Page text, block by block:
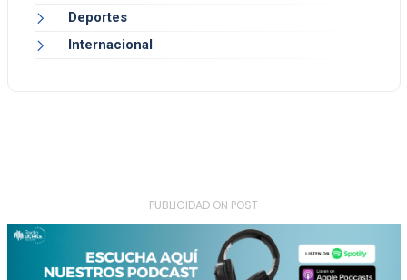
Deportes
Internacional
- PUBLICIDAD ON POST -